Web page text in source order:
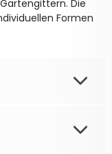
Die
Formen